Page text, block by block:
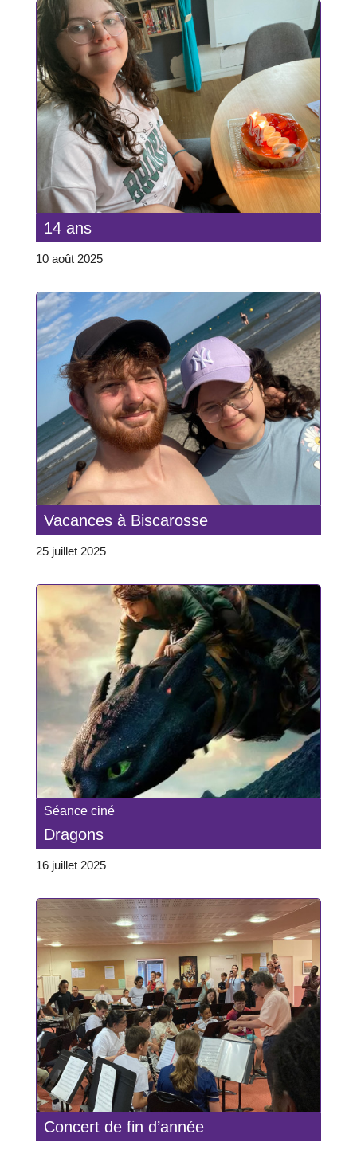
14 ans
10 août 2025
Vacances à Biscarosse
25 juillet 2025
Séance ciné
Dragons
16 juillet 2025
Concert de fin d’année